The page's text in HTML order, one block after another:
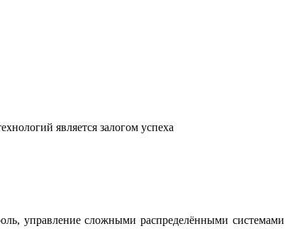
является залогом успеха
управление сложными распределёнными системами